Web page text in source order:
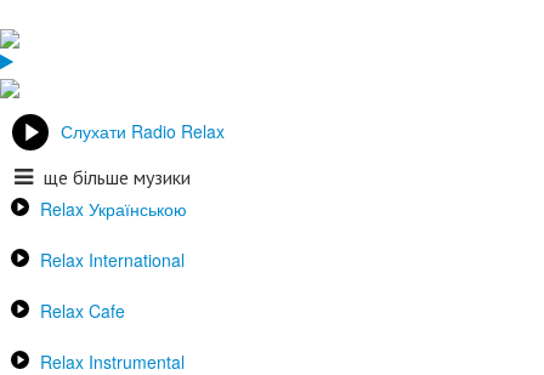
Слухати Radio Relax
ще більше музики
Relax Українською
Relax International
Relax Cafe
Relax Instrumental